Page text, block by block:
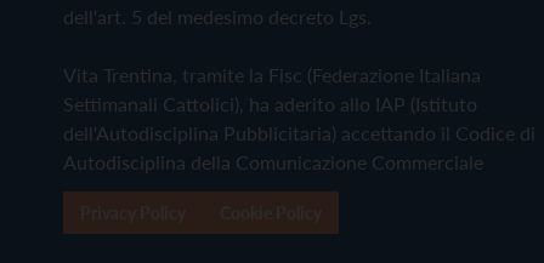
dell'art. 5 del medesimo decreto Lgs.
Vita Trentina, tramite la Fisc (Federazione Italiana
Settimanali Cattolici), ha aderito allo IAP (Istituto
dell'Autodisciplina Pubblicitaria) accettando il Codice di
Autodisciplina della Comunicazione Commerciale